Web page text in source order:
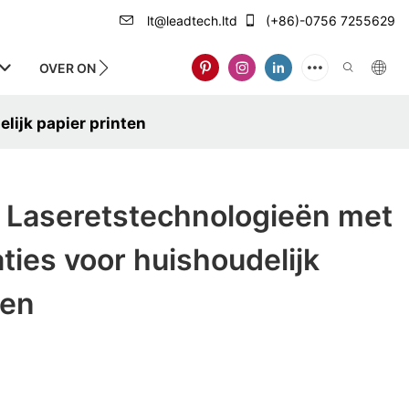
lt@leadtech.ltd (+86)-0756 7255629
OVER ONS
papier printen
Laseretstechnologieën met
voor huishoudelijk